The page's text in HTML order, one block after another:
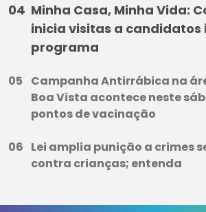
Minha Casa, Minha Vida:
inicia visitas a candidatos
programa
Campanha Antirrábica na
Boa Vista acontece neste
pontos de vacinação
Lei amplia punição a crimes
contra crianças; entenda